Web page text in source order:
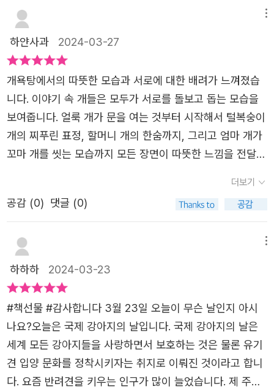
쓰듯 원비기 한병을 내미셨다. 난 초코우유가 더 좋았지만
공손히 원비디를 받아마셨다. 쌉쌀한 인삼맛이 퍼지면 목욕
도 끝!!!그림책을 읽다보니 옛추억이 솔솔 올라온다.그림책의
백미는 목욕탕 주인 할머니가 '마음까지 씻고 가게.'라고 말
하는 부분이다. 왠지 개욕탕에 가면 마음까지 개운해질 것
같다.
작하지 않은 이야기. 바로 그 이야기가 개욕탕이다. 면지와
이어지는 속표지는 또한번 작가의 재치를 엿볼 수 있다. 네
발 동물 개가 점점 두 발로 걸어 결국에는 옷을 훌렁 벗는다.
목욕탕에 들어가기 위해^^ 얼룩개, 털복숭이 개, 할머니 개,
엄마 개와 꼬마개는 무슨 일이 있는지 모두들 편치 못한 얼
굴도 목욕탕 문을 연다.작가는 각자의 스토리를 지루하지 않
게 빠르게 전개한다. 목욕탕이라는 장소의 특성을 충분히 독
자가 느낄 수 있도록 하면서 말이다. 이야기 중 할머니 개가
기쁘기도 하고….개나 사람이나 느끼는 건 다 똑같지.“이 장
면에서 개가 사람처럼 느껴지기도 하고 내가 개처럼 느껴지
기도 한다. 어쩌다 이 말을에는 신기하고도 재미있는 개욕탕
이 생겨나게 된 걸까?그림책의 마지막 부분을 자세히 들여
다보면서 각자만의 상상을 더하면 그 답이 보일지도 모르겠
다. 유쾌해서 쿡쿡 웃음을 뱉어내며 한 번에 후루룩 읽히는
그리고 자꾸 또 보고 싶어지는 개욕탕이다. 오늘 당장 학교
에 들고가서 아이들에게 읽어줘야지!
하얀사과 2024-03-27
개욕탕에서의 따뜻한 모습과 서로에 대한 배려가 느껴졌습
니다. 이야기 속 개들은 모두가 서로를 돌보고 돕는 모습을
보여줍니다. 얼룩 개가 문을 여는 것부터 시작해서 털복숭이
개의 찌푸린 표정, 할머니 개의 한숨까지, 그리고 엄마 개가
꼬마 개를 씻는 모습까지 모든 장면이 따뜻한 느낌을 전달합
감동을 받았습니다. 엄개욕탕에서 개들이 서로 돌봄을 주는
모습을 보면서 따뜻함과 우정의 느낌이 물씬 느껴졌다. 특히
배려와 사랑이 느껴졌다. 그리고 마지막에는 이웃의 배려와
협력을 보여주는 모습이 인상적이었다. 서로를 돌아보고 돕
는 것이 얼마나 소중한지를 상기시켜주었다. 또한, 꼬마 개
가 샤워 중에 벽에 붙은 광고를 읽으며 자신을 칭찬하는 모
습은 자존감을 높이는 것이 얼마나 중요한지를 상기시켰습
니다.서로를 돌보고 돕는 것의 소중함과 자신을 긍정적으로
바라보는 것의 중요성을 배울 수 있었습니다. 또한, 이웃을
배려하고 협력하는 것이 얼마나 소중한지를 깨달았습니다.
더보기
공감 (0) 댓글 (0)
하하하 2024-03-23
#책선물 #감사합니다 3월 23일 오늘이 무슨 날인지 아시
나요?오늘은 국제 강아지의 날입니다. 국제 강아지의 날은
세계 모든 강아지들을 사랑하면서 보호하는 것은 물론 유기
견 입양 문화를 정착시키자는 취지로 이뤄진 것이라고 합니
다. 요즘 반려견을 키우는 인구가 많이 늘었습니다. 제 주변